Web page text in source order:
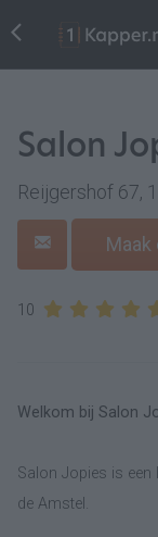
Salon
Reijgershof 67,
Maak
10
Welkom bij Salon
Salon Jopies is een
de Amstel.